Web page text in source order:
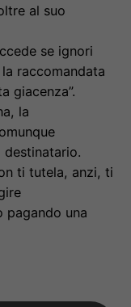
al suo
se ignori
raccomandata
giacenza”.
la
destinatario.
ti tutela, anzi, ti
pagando una